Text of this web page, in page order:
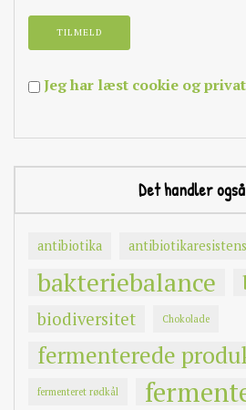
Jeg har læst cookie og
Det handler
antibiotika antibiotikaresistens
bakteriebalance
biodiversitet Chokolade
fermenterede
fermenteret rødkål